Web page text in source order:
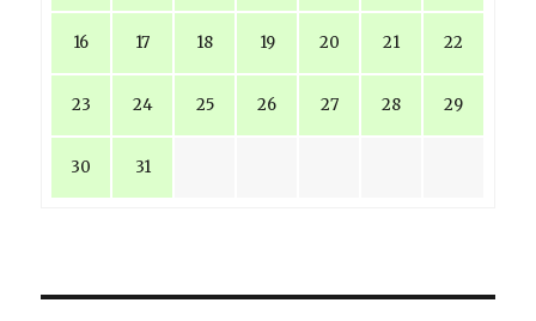
16 17 18 19 20 21 22
23 24 25 26 27 28 29
30 31